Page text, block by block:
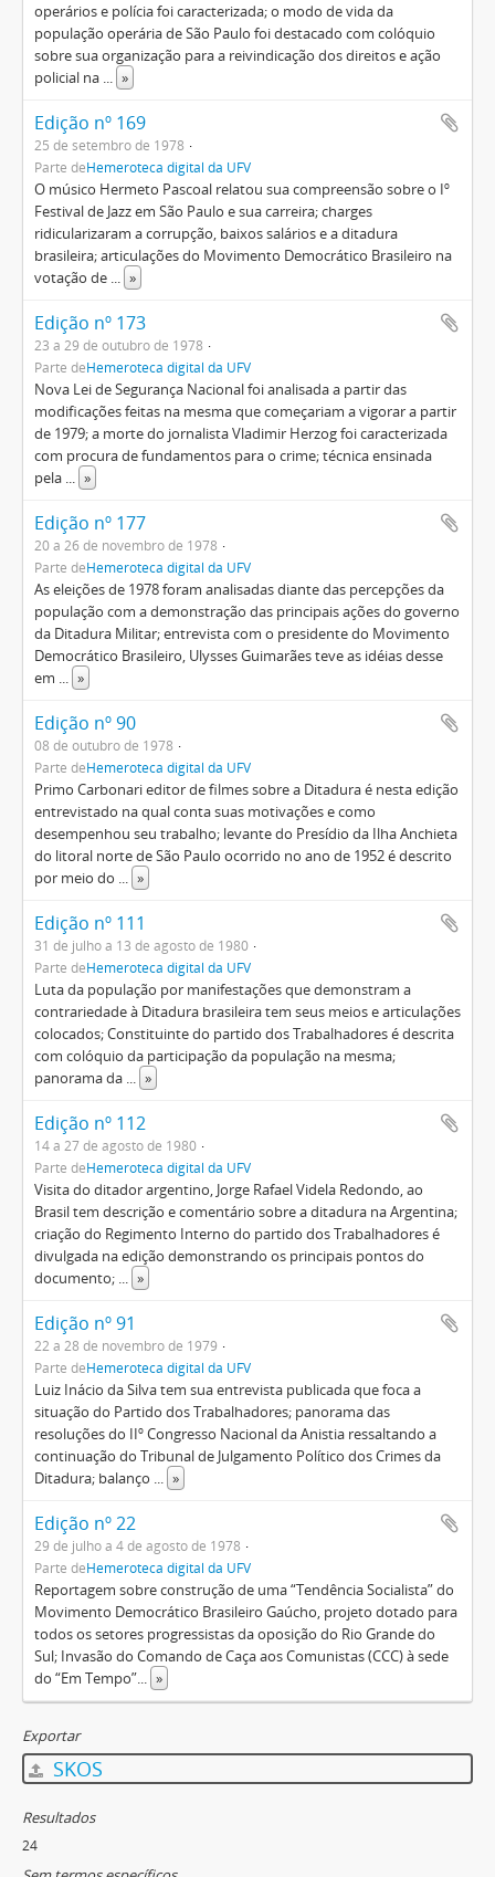
operários e polícia foi caracterizada; o modo de vida da
população operária de São Paulo foi destacado com colóquio
sobre sua organização para a reivindicação dos direitos e ação
policial na ... »
Edição nº 169
25 de setembro de 1978
Parte deHemeroteca digital da UFV
O músico Hermeto Pascoal relatou sua compreensão sobre o Iº
Festival de Jazz em São Paulo e sua carreira; charges
ridicularizaram a corrupção, baixos salários e a ditadura
brasileira; articulações do Movimento Democrático Brasileiro na
votação de ... »
Edição nº 173
23 a 29 de outubro de 1978
Parte deHemeroteca digital da UFV
Nova Lei de Segurança Nacional foi analisada a partir das
modificações feitas na mesma que começariam a vigorar a partir
de 1979; a morte do jornalista Vladimir Herzog foi caracterizada
com procura de fundamentos para o crime; técnica ensinada
pela ... »
Edição nº 177
20 a 26 de novembro de 1978
Parte deHemeroteca digital da UFV
As eleições de 1978 foram analisadas diante das percepções da
população com a demonstração das principais ações do governo
da Ditadura Militar; entrevista com o presidente do Movimento
Democrático Brasileiro, Ulysses Guimarães teve as idéias desse
em ... »
Edição nº 90
08 de outubro de 1978
Parte deHemeroteca digital da UFV
Primo Carbonari editor de filmes sobre a Ditadura é nesta edição
entrevistado na qual conta suas motivações e como
desempenhou seu trabalho; levante do Presídio da Ilha Anchieta
do litoral norte de São Paulo ocorrido no ano de 1952 é descrito
por meio do ... »
Edição nº 111
31 de julho a 13 de agosto de 1980
Parte deHemeroteca digital da UFV
Luta da população por manifestações que demonstram a
contrariedade à Ditadura brasileira tem seus meios e articulações
colocados; Constituinte do partido dos Trabalhadores é descrita
com colóquio da participação da população na mesma;
panorama da ... »
Edição nº 112
14 a 27 de agosto de 1980
Parte deHemeroteca digital da UFV
Visita do ditador argentino, Jorge Rafael Videla Redondo, ao
Brasil tem descrição e comentário sobre a ditadura na Argentina;
criação do Regimento Interno do partido dos Trabalhadores é
divulgada na edição demonstrando os principais pontos do
documento; ... »
Edição nº 91
22 a 28 de novembro de 1979
Parte deHemeroteca digital da UFV
Luiz Inácio da Silva tem sua entrevista publicada que foca a
situação do Partido dos Trabalhadores; panorama das
resoluções do IIº Congresso Nacional da Anistia ressaltando a
continuação do Tribunal de Julgamento Político dos Crimes da
Ditadura; balanço ... »
Edição nº 22
29 de julho a 4 de agosto de 1978
Parte deHemeroteca digital da UFV
Reportagem sobre construção de uma “Tendência Socialista” do
Movimento Democrático Brasileiro Gaúcho, projeto dotado para
todos os setores progressistas da oposição do Rio Grande do
Sul; Invasão do Comando de Caça aos Comunistas (CCC) à sede
do “Em Tempo”... »
Exportar
SKOS
Resultados
24